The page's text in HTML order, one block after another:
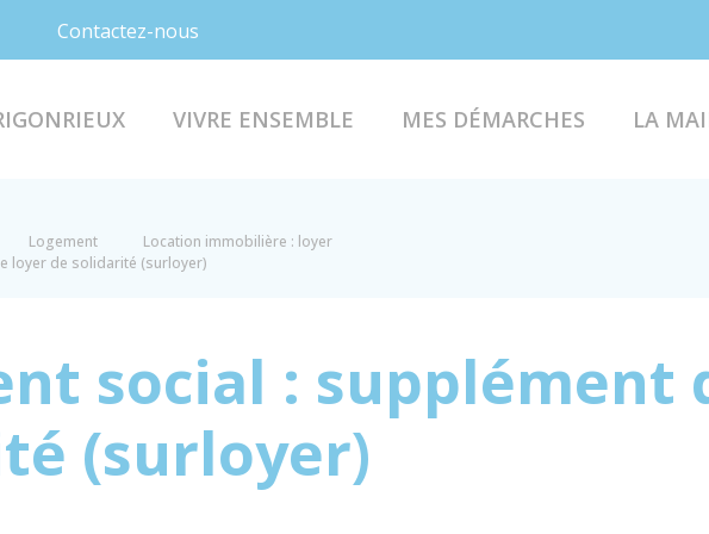
Contactez-nous
VIVRE ENSEMBLE MES DÉMARCHES LA
Logement
Location immobilière : loyer
loyer de solidarité (surloyer)
social : supplément
(surloyer)